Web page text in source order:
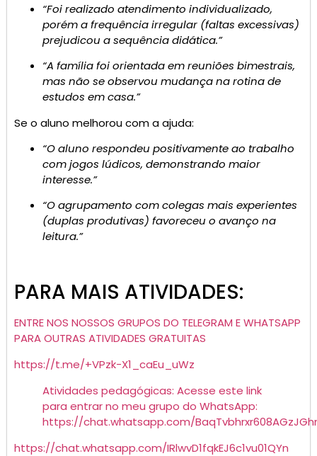
“Foi realizado atendimento individualizado,
porém a frequência irregular (faltas excessivas)
prejudicou a sequência didática.”
“A família foi orientada em reuniões bimestrais,
mas não se observou mudança na rotina de
estudos em casa.”
Se o aluno melhorou com a ajuda:
“O aluno respondeu positivamente ao trabalho
com jogos lúdicos, demonstrando maior
interesse.”
“O agrupamento com colegas mais experientes
(duplas produtivas) favoreceu o avanço na
leitura.”
PARA MAIS ATIVIDADES:
ENTRE NOS NOSSOS GRUPOS DO TELEGRAM E WHATSAPP
PARA OUTRAS ATIVIDADES GRATUITAS
https://t.me/+VPzk-X1_caEu_uWz
Atividades pedagógicas: Acesse este link
para entrar no meu grupo do WhatsApp:
https://chat.whatsapp.com/
https://chat.whatsapp.com/IRlwvD1fqkEJ6c1vu01QYn